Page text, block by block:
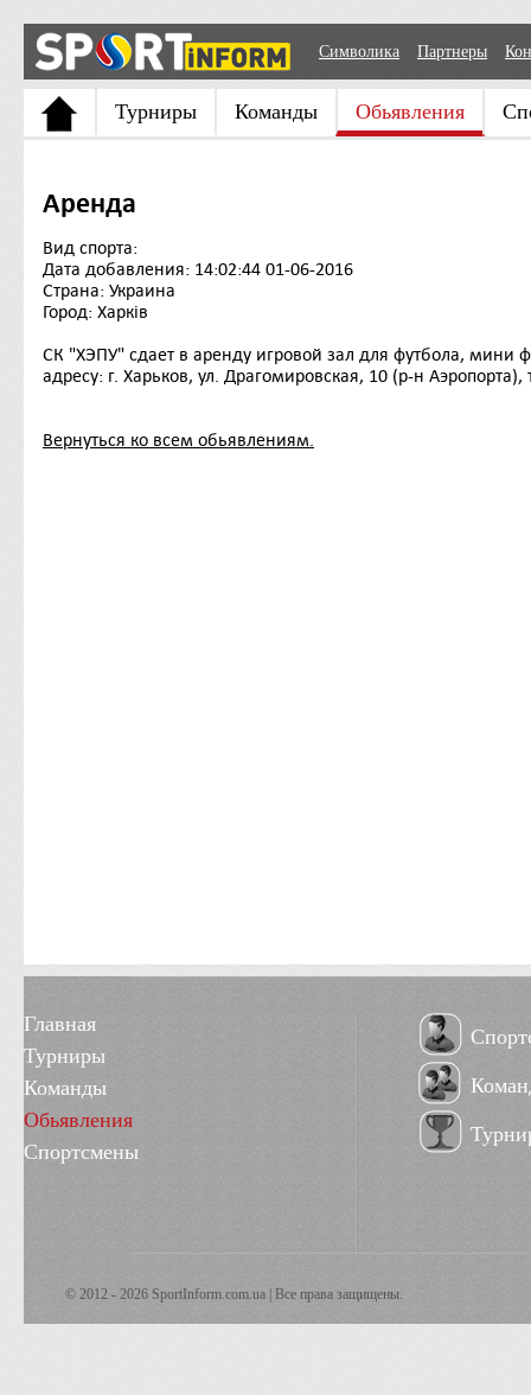
Символика Партнеры
Турниры Команды Обьявления
Аренда
Вид спорта:
Дата добавления: 14:02:44 01-06-2016
Страна: Украина
Город: Харків
СК "ХЭПУ" сдает в аренду игровой зал для футбола, мини
адресу: г. Харьков, ул. Драгомировская, 10 (р-н Аэропорта),
Вернуться ко всем обьявлениям.
Главная
Турниры
Команды
Обьявления
Спортсмены
© 2012 - 2026 SportInform.com.ua | Все права защищены.